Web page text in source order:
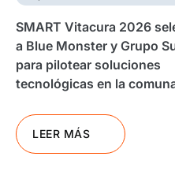
SMART Vitacura 2026
a Blue Monster y Grupo
para pilotear soluciones
tecnológicas en la
LEER MÁS